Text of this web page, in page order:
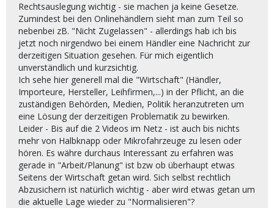
Rechtsauslegung wichtig - sie machen ja keine Gesetze.
Zumindest bei den Onlinehändlern sieht man zum Teil so
nebenbei zB. "Nicht Zugelassen" - allerdings hab ich bis
jetzt noch nirgendwo bei einem Händler eine Nachricht zur
derzeitigen Situation gesehen. Für mich eigentlich
unverständlich und kurzsichtig.
Ich sehe hier generell mal die "Wirtschaft" (Händler,
Importeure, Hersteller, Leihfirmen,...) in der Pflicht, an die
zuständigen Behörden, Medien, Politik heranzutreten um
eine Lösung der derzeitigen Problematik zu bewirken.
Leider - Bis auf die 2 Videos im Netz - ist auch bis nichts
mehr von Halbknapp oder Mikrofahrzeuge zu lesen oder
hören. Es währe durchaus Interessant zu erfahren was
gerade in "Arbeit/Planung" ist bzw ob überhaupt etwas
Seitens der Wirtschaft getan wird. Sich selbst rechtlich
Abzusichern ist natürlich wichtig - aber wird etwas getan um
die aktuelle Lage wieder zu "Normalisieren"?